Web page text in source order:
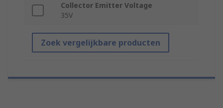
Collector Emitter Voltage
35V
Zoek vergelijkbare producten